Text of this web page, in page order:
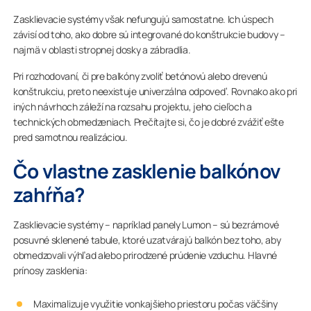
Zasklievacie systémy však nefungujú samostatne. Ich úspech
závisí od toho, ako dobre sú integrované do konštrukcie budovy –
najmä v oblasti stropnej dosky a zábradlia.
Pri rozhodovaní, či pre balkóny zvoliť betónovú alebo drevenú
konštrukciu, preto neexistuje univerzálna odpoveď. Rovnako ako pri
iných návrhoch záleží na rozsahu projektu, jeho cieľoch a
technických obmedzeniach. Prečítajte si, čo je dobré zvážiť ešte
pred samotnou realizáciou.
Čo vlastne zasklenie balkónov
zahŕňa?
Zasklievacie systémy – napríklad panely Lumon – sú bezrámové
posuvné sklenené tabule, ktoré uzatvárajú balkón bez toho, aby
obmedzovali výhľad alebo prirodzené prúdenie vzduchu. Hlavné
prínosy zasklenia:
Maximalizuje využitie vonkajšieho priestoru počas väčšiny